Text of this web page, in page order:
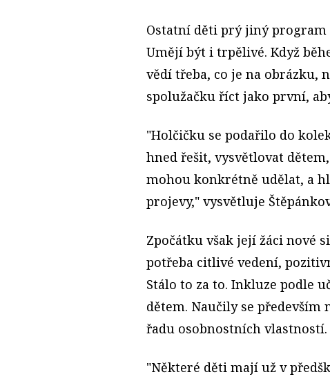
Ostatní děti prý jiný program
Umějí být i trpělivé. Když
vědí třeba, co je na obrázku,
spolužačku říct jako první,
"Holčičku se podařilo do
hned řešit, vysvětlovat
mohou konkrétně udělat, a
projevy," vysvětluje
Zpočátku však její žáci nové
potřeba citlivé vedení,
Stálo to za to. Inkluze podle
dětem. Naučily se
řadu osobnostních vlastností.
"Některé děti mají už v